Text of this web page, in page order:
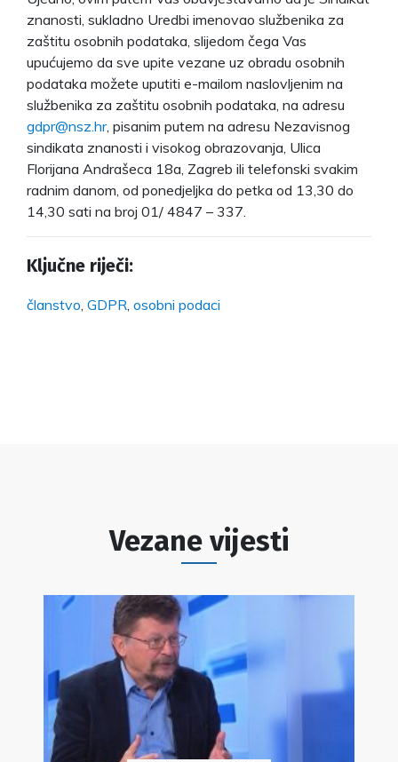
znanosti, sukladno Uredbi imenovao službenika za
zaštitu osobnih podataka, slijedom čega Vas
upućujemo da sve upite vezane uz obradu osobnih
podataka možete uputiti e-mailom naslovljenim na
službenika za zaštitu osobnih podataka, na adresu
gdpr@nsz.hr, pisanim putem na adresu Nezavisnog
sindikata znanosti i visokog obrazovanja, Ulica
Florijana Andrašeca 18a, Zagreb ili telefonski svakim
radnim danom, od ponedjeljka do petka od 13,30 do
14,30 sati na broj 01/ 4847 – 337.
Ključne riječi:
članstvo GDPR osobni podaci
Vezane vijesti